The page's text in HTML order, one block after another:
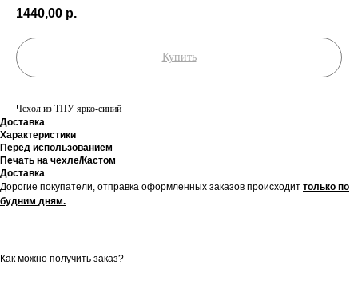
1440,00 р.
Купить
Чехол из ТПУ ярко-синий
Доставка
Характеристики
Перед использованием
Печать на чехле/Кастом
Доставка
Дорогие покупатели, отправка оформленных заказов происходит только по
будним дням.
Как можно получить заказ?